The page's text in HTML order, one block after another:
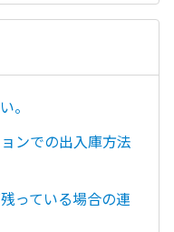
。
ンでの出入庫方法
っている場合の連